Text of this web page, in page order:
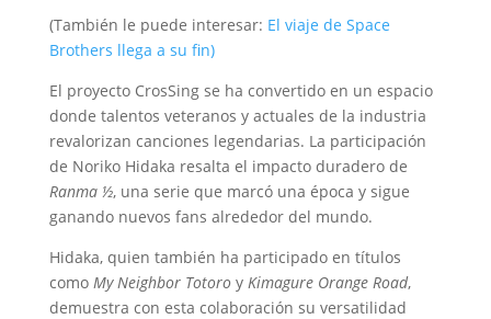
(También le puede interesar: El viaje de Space
Brothers llega a su fin)
El proyecto CrosSing se ha convertido en un espacio
donde talentos veteranos y actuales de la industria
revalorizan canciones legendarias. La participación
de Noriko Hidaka resalta el impacto duradero de
Ranma ½, una serie que marcó una época y sigue
ganando nuevos fans alrededor del mundo.
Hidaka, quien también ha participado en títulos
como My Neighbor Totoroy Kimagure Orange Road,
demuestra con esta colaboración su versatilidad